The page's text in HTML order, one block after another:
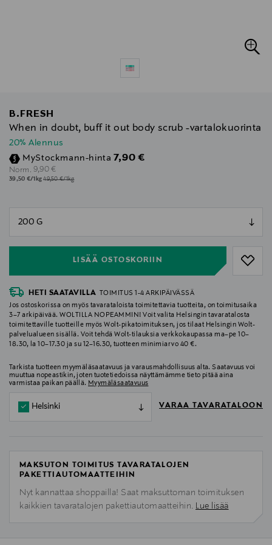
B.FRESH
When in doubt, buff it out body scrub -vartalokuorinta
20% Alennus
MyStockmann-hinta Discounted Price
7,90 €
Norm. Original Price
9,90 €
39,50 €/1kg49,50 €/1kg
LISÄÄ OSTOSKORIIN
null
HETI SAATAVILLA TOIMITUS 1-4 ARKIPÄIVÄSSÄ
Jos ostoskorissa on myös tavarataloista toimitettavia tuotteita, on toimitusaika
3–7 arkipäivää. WOLTILLA NOPEAMMIN! Voit valita Helsingin tavaratalosta
toimitettaville tuotteille myös Wolt-pikatoimituksen, jos tilaat Helsingin Wolt-
palvelualueen sisällä. Voit tehdä Wolt-tilauksia verkkokaupassa ma–pe 10–
18.30, la 10–17.30 ja su 12–16.30, tuotteen minimiarvo 40 €.
Tarkista tuotteen myymäläsaatavuus ja varausmahdollisuus alta. Saatavuus voi
muuttua nopeastikin, joten tuotetiedoissa näyttämämme tieto pitää aina
varmistaa paikan päällä. Myymäläsaatavuus
Helsinki VARAA TAVARATALOON
MAKSUTON TOIMITUS TAVARATALOJEN
PAKETTIAUTOMAATTEIHIN
Nyt kannattaa shoppailla! Saat maksuttoman toimituksen
kaikkien tavaratalojen pakettiautomaatteihin. Lue lisää